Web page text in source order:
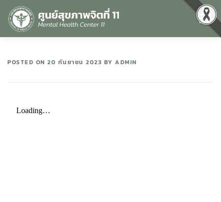
Menu
POSTED ON 20 กันยายน 2023 BY ADMIN